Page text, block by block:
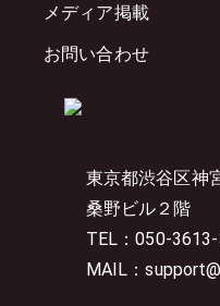
東京都渋谷区神
桑野ビル２階
TEL：050-
MAIL：
メディア掲載
お問い合わせ